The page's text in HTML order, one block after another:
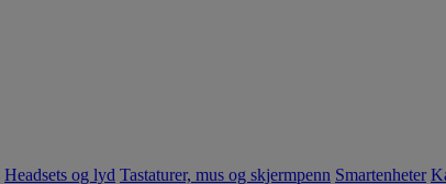
Headsets og lyd Tastaturer, mus og skjermpenn Smartenheter